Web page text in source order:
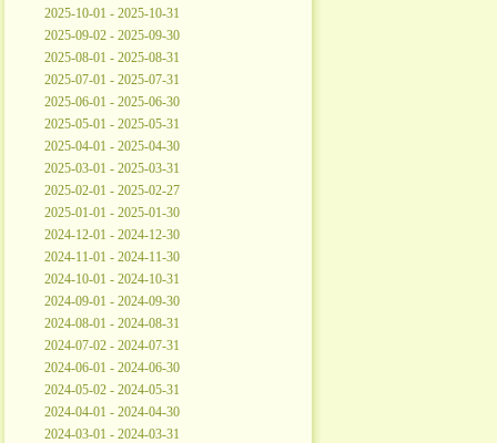
2025-10-01 - 2025-10-31
2025-09-02 - 2025-09-30
2025-08-01 - 2025-08-31
2025-07-01 - 2025-07-31
2025-06-01 - 2025-06-30
2025-05-01 - 2025-05-31
2025-04-01 - 2025-04-30
2025-03-01 - 2025-03-31
2025-02-01 - 2025-02-27
2025-01-01 - 2025-01-30
2024-12-01 - 2024-12-30
2024-11-01 - 2024-11-30
2024-10-01 - 2024-10-31
2024-09-01 - 2024-09-30
2024-08-01 - 2024-08-31
2024-07-02 - 2024-07-31
2024-06-01 - 2024-06-30
2024-05-02 - 2024-05-31
2024-04-01 - 2024-04-30
2024-03-01 - 2024-03-31